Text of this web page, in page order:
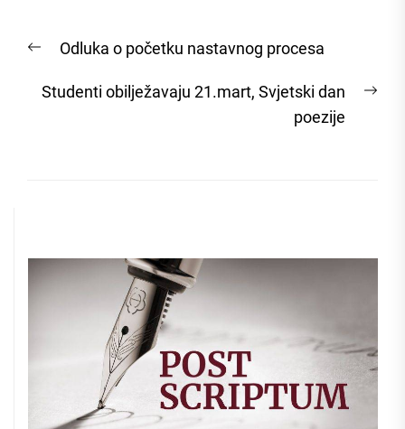
navigation
PreviousOdluka o početku nastavnog procesa
Studenti obilježavaju 21.mart, Svjetski dan
poezije